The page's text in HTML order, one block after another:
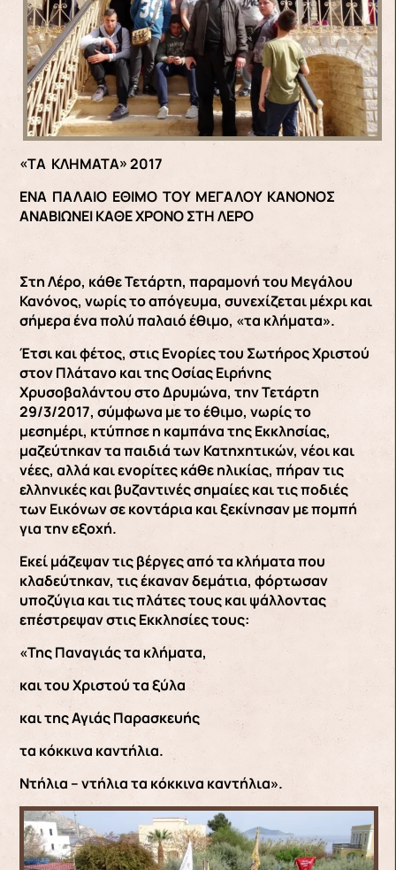
«ΤΑ ΚΛΗΜΑΤΑ» 2017
EΝΑ ΠΑΛΑΙΟ ΕΘΙΜΟ ΤΟΥ ΜΕΓΑΛΟΥ ΚΑΝΟΝΟΣ
ΑΝΑΒΙΩΝΕΙ ΚΑΘΕ ΧΡΟΝΟ ΣΤΗ ΛΕΡΟ
Στη Λέρο, κάθε Τετάρτη, παραμονή του Μεγάλου
Κανόνος, νωρίς το απόγευμα, συνεχίζεται μέχρι και
σήμερα ένα πολύ παλαιό έθιμο, «τα κλήματα».
Έτσι και φέτος, στις Ενορίες του Σωτήρος Χριστού
στον Πλάτανο και της Οσίας Ειρήνης
Χρυσοβαλάντου στο Δρυμώνα, την Τετάρτη
29/3/2017, σύμφωνα με το έθιμο, νωρίς το
μεσημέρι, κτύπησε η καμπάνα της Εκκλησίας,
μαζεύτηκαν τα παιδιά των Κατηχητικών, νέοι και
νέες, αλλά και ενορίτες κάθε ηλικίας, πήραν τις
ελληνικές και βυζαντινές σημαίες και τις ποδιές
των Εικόνων σε κοντάρια και ξεκίνησαν με πομπή
για την εξοχή.
Εκεί μάζεψαν τις βέργες από τα κλήματα που
κλαδεύτηκαν, τις έκαναν δεμάτια, φόρτωσαν
υποζύγια και τις πλάτες τους και ψάλλοντας
επέστρεψαν στις Εκκλησίες τους:
«Της Παναγιάς τα κλήματα,
και του Χριστού τα ξύλα
και της Αγιάς Παρασκευής
τα κόκκινα καντήλια.
Ντήλια – ντήλια τα κόκκινα καντήλια».